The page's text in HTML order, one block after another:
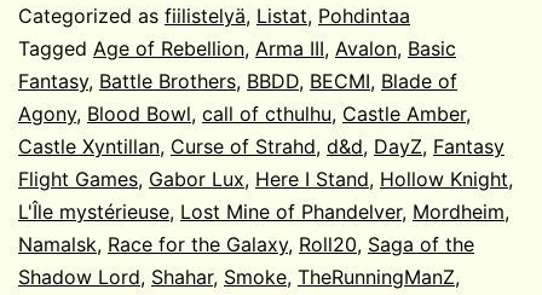
Categorized as fiilistelyä, Listat, Pohdintaa
Tagged Age of Rebellion, Arma III, Avalon, Basic
Fantasy, Battle Brothers, BBDD, BECMI, Blade of
Agony, Blood Bowl, call of cthulhu, Castle Amber,
Castle Xyntillan, Curse of Strahd, d&d, DayZ, Fantasy
Flight Games, Gabor Lux, Here I Stand, Hollow Knight,
L'Île mystérieuse, Lost Mine of Phandelver, Mordheim,
Namalsk, Race for the Galaxy, Roll20, Saga of the
Shadow Lord, Shahar, Smoke, TheRunningManZ,